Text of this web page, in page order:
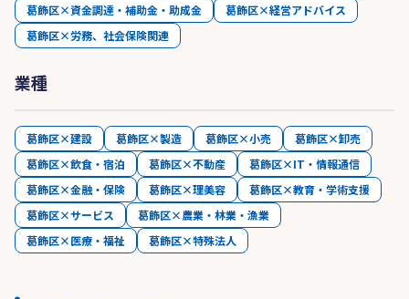
葛飾区×資金調達・補助金・助成金
葛飾区×経営アドバイス
葛飾区×労務、社会保険関連
業種
葛飾区×建設 葛飾区×製造 葛飾区×小売
葛飾区×卸売
葛飾区×飲食・宿泊
葛飾区×不動産
葛飾区×IT・情報通信
葛飾区×金融・保険
葛飾区×理美容
葛飾区×教育・学術支援
葛飾区×サービス
葛飾区×農業・林業・漁業
葛飾区×医療・福祉
葛飾区×特殊法人